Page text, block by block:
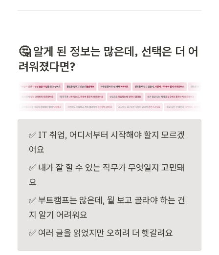
🤔 알게 된 정보는 많은데, 선택은 더 어
려워졌다면?
✅ IT 취업, 어디서부터 시작해야 할지 모르겠
어요
✅ 내가 잘 할 수 있는 직무가 무엇일지 고민돼
요
✅ 부트캠프는 많은데, 뭘 보고 골라야 하는 건
지 알기 어려워요
✅ 여러 글을 읽었지만 오히려 더 헷갈려요